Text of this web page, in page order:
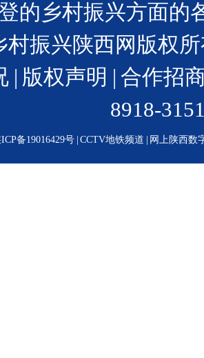
的乡村振兴方面的
村振兴陕西网版权
版权声明 |合作招
8918-
ICP备19016429号 |CCTV地铁频道 网上陕西数